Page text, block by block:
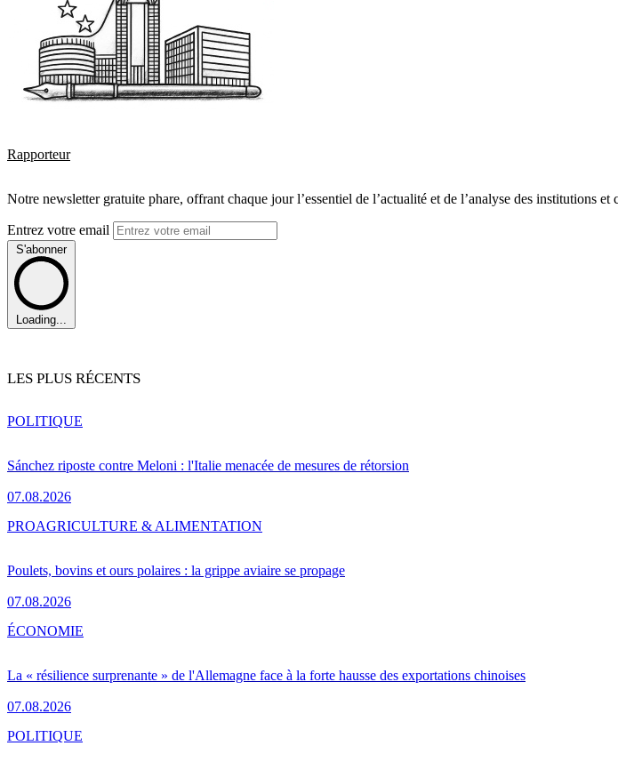
Rapporteur
Notre newsletter gratuite phare, offrant chaque jour l’essentiel de l’actualité et de l’analyse des institutions
Entrez votre email
S'abonner
Loading...
LES PLUS RÉCENTS
Sánchez riposte contre Meloni : l'Italie menacée de mesures de rétorsion
07.08.2026
POLITIQUE
Poulets, bovins et ours polaires : la grippe aviaire se propage
07.08.2026
PROAGRICULTURE & ALIMENTATION
La « résilience surprenante » de l'Allemagne face à la forte hausse des exportations chinoises
07.08.2026
ÉCONOMIE
POLITIQUE